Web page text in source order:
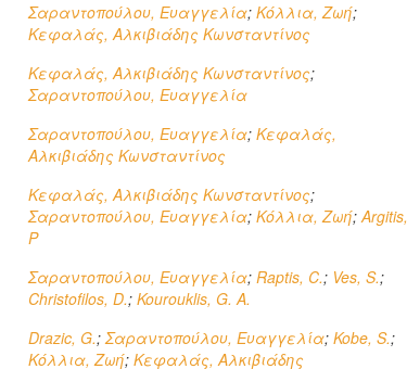
Σαραντοπούλου, Ευαγγελία; Κόλλια, Ζωή;
Κεφαλάς, Αλκιβιάδης Κωνσταντίνος
Κεφαλάς, Αλκιβιάδης Κωνσταντίνος;
Σαραντοπούλου, Ευαγγελία
Σαραντοπούλου, Ευαγγελία; Κεφαλάς,
Αλκιβιάδης Κωνσταντίνος
Κεφαλάς, Αλκιβιάδης Κωνσταντίνος;
Σαραντοπούλου, Ευαγγελία; Κόλλια, Ζωή;Argitis,
P
Σαραντοπούλου, Ευαγγελία; Raptis, C.; Ves, S.;
Christofilos, D.; Kourouklis, G. A.
Drazic, G.;Σαραντοπούλου, Ευαγγελία; Kobe, S.;
Κόλλια, Ζωή; Κεφαλάς, Αλκιβιάδης